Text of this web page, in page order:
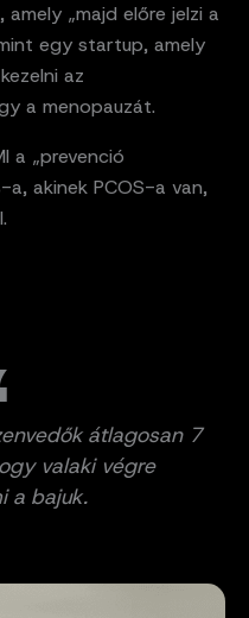
„majd előre jelzi a
egy startup, amely
az
a menopauzát.
a „prevenció
akinek PCOS-a van,
átlagosan 7
valaki végre
a bajuk.